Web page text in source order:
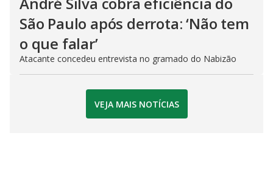
São Paulo após derrota: ‘Não tem
o que falar’
Atacante concedeu entrevista no gramado do Nabizão
VEJA MAIS NOTÍCIAS